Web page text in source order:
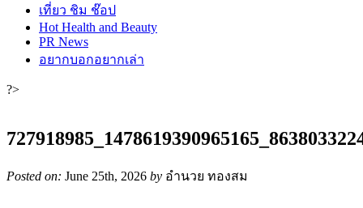
เที่ยว ชิม ช๊อป
Hot Health and Beauty
PR News
อยากบอกอยากเล่า
?>
Posted on: June 25th, 2026 by อำนวย ทองสม